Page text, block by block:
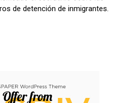
de detención de inmigrantes.